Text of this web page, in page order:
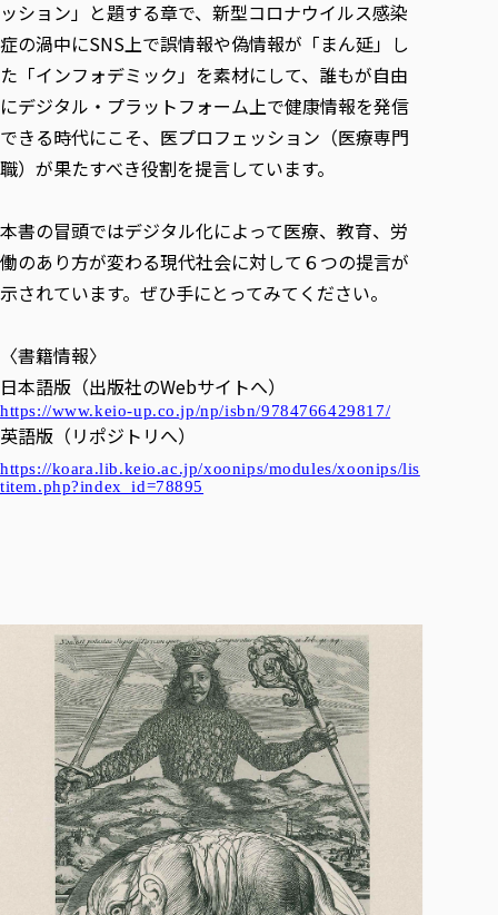
学生生活サポート
学生自主活動支援
社会人学生の育児支援（一時預かり）
学生総合補償制度
スポーツ傷害保険
ッション」と題する章で、新型コロナウイルス感染
症の渦中にSNS上で誤情報や偽情報が「まん延」し
た「インフォデミック」を素材にして、誰もが自由
にデジタル・プラットフォーム上で健康情報を発信
できる時代にこそ、医プロフェッション（医療専門
職）が果たすべき役割を提言しています。
本書の冒頭ではデジタル化によって医療、教育、労
働のあり方が変わる現代社会に対して６つの提言が
示されています。ぜひ手にとってみてください。
〈書籍情報〉
日本語版（出版社のWebサイトへ）
https://www.keio-up.co.jp/np/isbn/9784766429817/
英語版（リポジトリへ）
https://koara.lib.keio.ac.jp/xoonips/modules/xoonips/lis
titem.php?index_id=78895